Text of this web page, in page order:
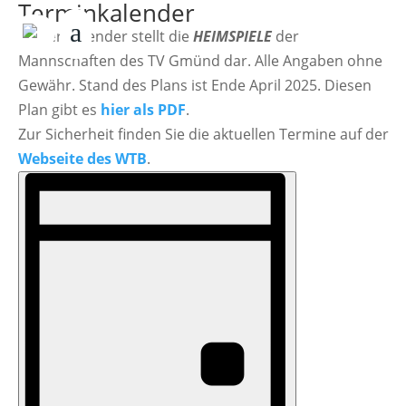
Terminkalender
Dieser Kalender stellt die HEIMSPIELEder
Mannschaften des TV Gmünd dar. Alle Angaben ohne
Gewähr. Stand des Plans ist Ende April 2025. Diesen
Plan gibt es hier als PDF.
Zur Sicherheit finden Sie die aktuellen Termine auf der
Webseite des WTB.
Veranstaltungen
02.Mai
Ansichten-
Veranstaltung
Ansichten-
Navigation